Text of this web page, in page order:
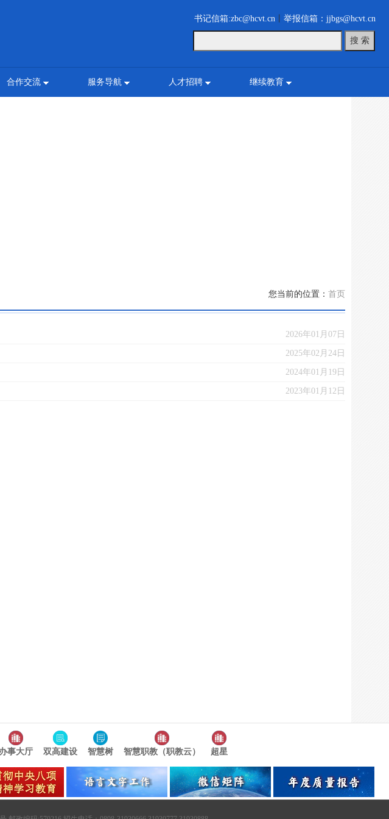
书记信箱:zbc@hcvt.cn 举报信箱：jjbgs@hcvt.cn
合作交流 服务导航 人才招聘 继续教育
您当前的位置： 首页
2026年01月07日
2025年02月24日
2024年01月19日
2023年01月12日
办事大厅 双高建设 智慧树 智慧职教（职教云） 超星